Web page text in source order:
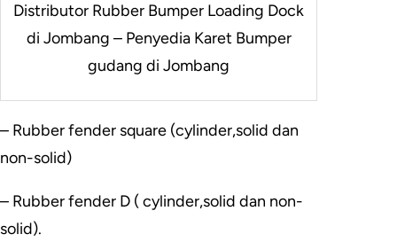
Distributor Rubber Bumper Loading Dock
di Jombang – Penyedia Karet Bumper
gudang di Jombang
– Rubber fender square (cylinder,solid dan
non-solid)
– Rubber fender D ( cylinder,solid dan non-
solid).